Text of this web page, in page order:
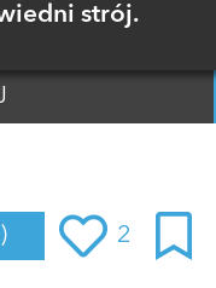
strój.
2